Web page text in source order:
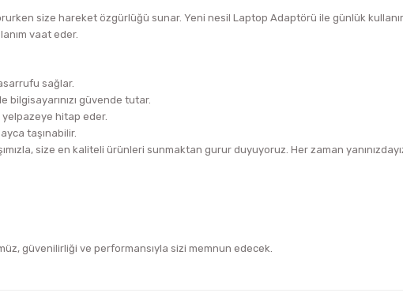
size hareket özgürlüğü sunar. Yeni nesil Laptop Adaptörü ile günlük
vaat eder.
sağlar.
bilgisayarınızı güvende tutar.
yelpazeye hitap eder.
taşınabilir.
size en kaliteli ürünleri sunmaktan gurur duyuyoruz. Her zaman
güvenilirliği ve performansıyla sizi memnun edecek.